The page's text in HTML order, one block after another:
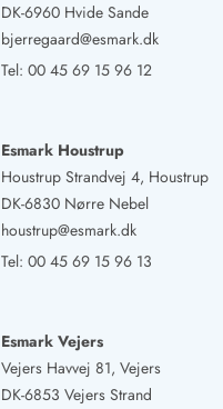
DK-6960 Hvide Sande
bjerregaard@esmark.dk
Tel: 00 45 69 15 96 12
Esmark Houstrup
Houstrup Strandvej 4, Houstrup
DK-6830 Nørre Nebel
houstrup@esmark.dk
Tel: 00 45 69 15 96 13
Esmark Vejers
Vejers Havvej 81, Vejers
DK-6853 Vejers Strand